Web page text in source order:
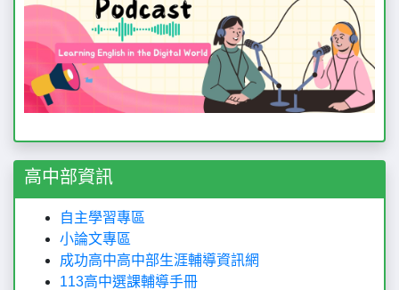
高中部資訊
自主學習專區
小論文專區
成功高中高中部生涯輔導資訊網
113高中選課輔導手冊